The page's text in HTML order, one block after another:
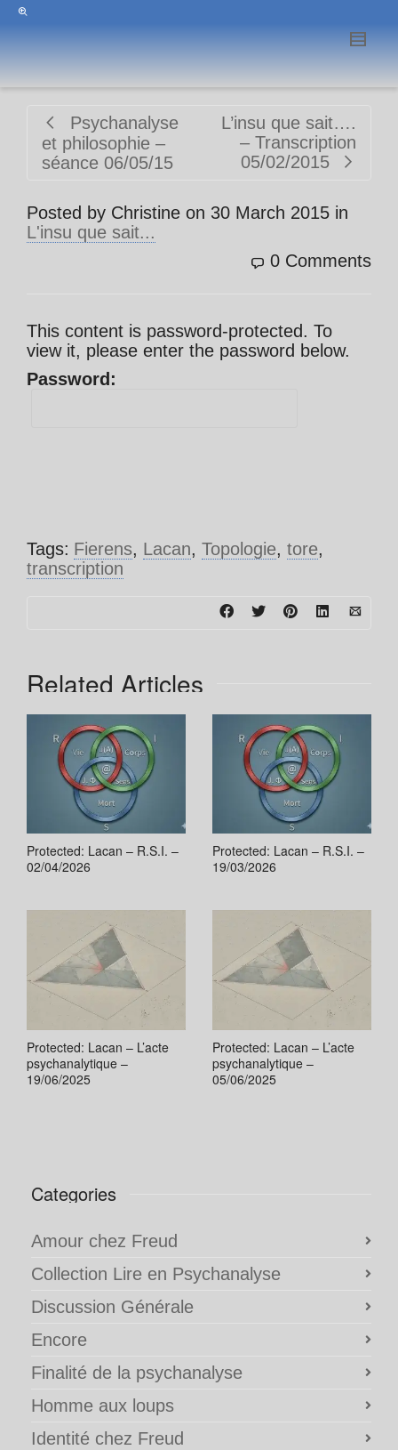
Psychanalyse
et philosophie –
séance 06/05/15
L’insu que sait….
– Transcription
05/02/2015
Posted by Christine on 30 March 2015 in
L'insu que sait...
0 Comments
This content is password-protected. To
view it, please enter the password below.
Password:
Tags: Fierens, Lacan, Topologie, tore,
transcription
Related Articles
Protected: Lacan – R.S.I. –
02/04/2026
Protected: Lacan – R.S.I. –
19/03/2026
Protected: Lacan – L’acte
psychanalytique –
19/06/2025
Protected: Lacan – L’acte
psychanalytique –
05/06/2025
Categories
Amour chez Freud
Collection Lire en Psychanalyse
Discussion Générale
Encore
Finalité de la psychanalyse
Homme aux loups
Identité chez Freud